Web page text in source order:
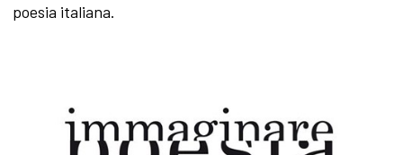
poesia italiana.